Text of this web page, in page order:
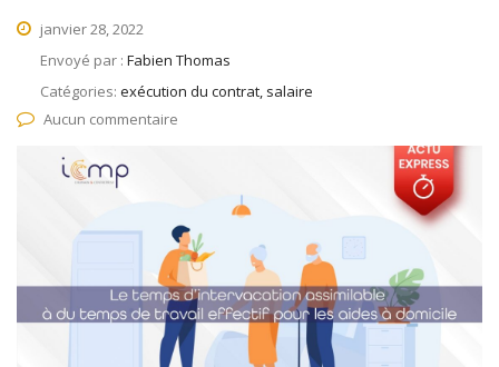
janvier 28, 2022
Envoyé par : Fabien Thomas
Catégories: exécution du contrat, salaire
Aucun commentaire